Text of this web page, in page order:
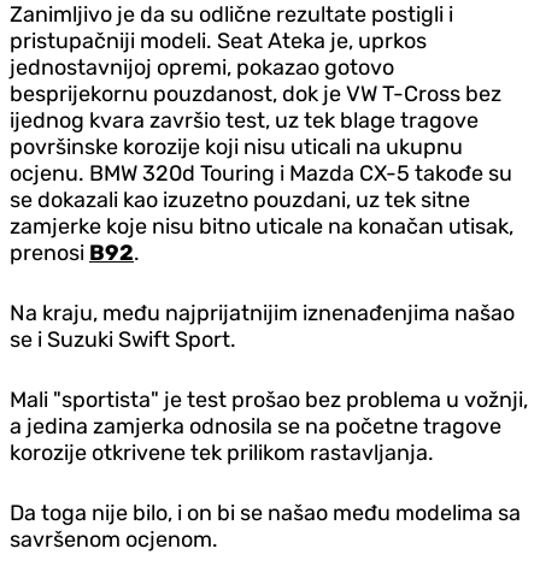
Zanimljivo je da su odlične rezultate postigli i
pristupačniji modeli. Seat Ateka je, uprkos
jednostavnijoj opremi, pokazao gotovo
besprijekornu pouzdanost, dok je VW T-Cross bez
ijednog kvara završio test, uz tek blage tragove
površinske korozije koji nisu uticali na ukupnu
ocjenu. BMW 320d Touring i Mazda CX-5 takođe su
se dokazali kao izuzetno pouzdani, uz tek sitne
zamjerke koje nisu bitno uticale na konačan utisak,
prenosi B92.
Na kraju, među najprijatnijim iznenađenjima našao
se i Suzuki Swift Sport.
Mali "sportista" je test prošao bez problema u vožnji,
a jedina zamjerka odnosila se na početne tragove
korozije otkrivene tek prilikom rastavljanja.
Da toga nije bilo, i on bi se našao među modelima sa
savršenom ocjenom.